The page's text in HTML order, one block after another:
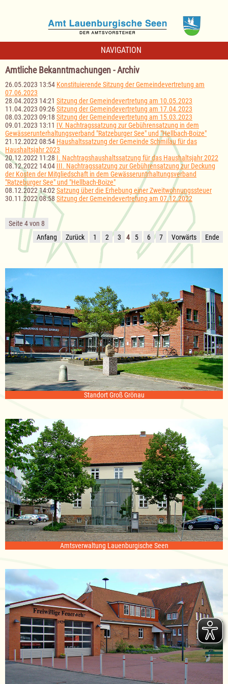
NAVIGATION
Amtliche Bekanntmachungen - Archiv
26.05.2023 13:54 Konstituierende Sitzung der Gemeindevertretung am
07.06.2023
28.04.2023 14:21 Sitzung der Gemeindevertretung am 10.05.2023
11.04.2023 09:26Sitzung der Gemeindevertretung am 17.04.2023
08.03.2023 09:18 Sitzung der Gemeindevertretung am 15.03.2023
09.01.2023 13:11 IV. Nachtragssatzung zur Gebührensatzung in dem
Gewässerunterhaltungsverband "Ratzeburger See" und "Hellbach-Boize"
21.12.2022 08:54 Haushaltssatzung der Gemeinde Schmilau für das
Haushaltsjahr 2023
20.12.2022 11:28 I. Nachtragshaushaltssatzung für das Haushaltsjahr 2022
08.12.2022 14:04 III. Nachtragssatzung zur Gebührensatzung zur Deckung
der Kosten der Mitgliedschaft in dem Gewässeruntrhaltungsverband
"Ratzeburger See" und "Hellbach-Boize"
08.12.2022 14:02 Satzung über die Erhebung einer Zweitwohnungssteuer
30.11.2022 08:58 Sitzung der Gemeindevertretung am 07.12.2022
Seite 4 von 8
Anfang
Zurück 1 2 3 4 5 6 7 Vorwärts Ende
Standort Groß Grönau
Amtsverwaltung Lauenburgische Seen